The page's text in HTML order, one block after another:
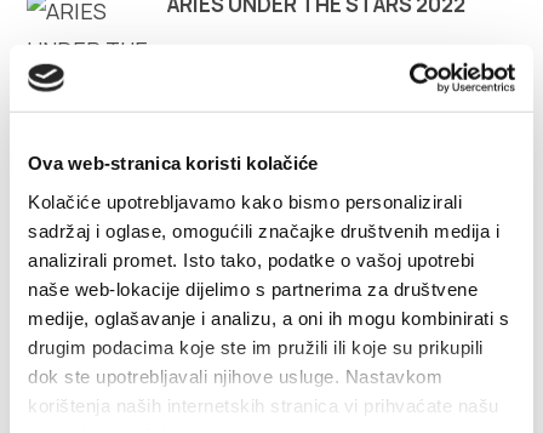
Ova web-stranica koristi kolačiće
Kolačiće upotrebljavamo kako bismo personalizirali
sadržaj i oglase, omogućili značajke društvenih medija i
analizirali promet. Isto tako, podatke o vašoj upotrebi
naše web-lokacije dijelimo s partnerima za društvene
medije, oglašavanje i analizu, a oni ih mogu kombinirati s
drugim podacima koje ste im pružili ili koje su prikupili
dok ste upotrebljavali njihove usluge. Nastavkom
korištenja naših internetskih stranica vi prihvaćate našu
Safe in Dalmatia
pl
+385 21 227 933
info@kastela-info.hr
Villa Nika, Kamberovo šetalište 30,
21216 Kaštel Stari, Hrvatska
Wskazówki
JAZZ COLOR CONCERT